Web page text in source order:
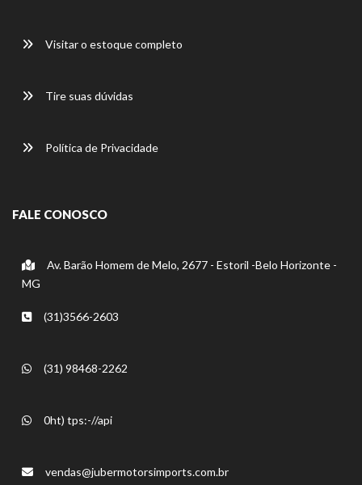
Visitar o estoque completo
Tire suas dúvidas
Política de Privacidade
FALE CONOSCO
Av. Barão Homem de Melo, 2677 - Estoril -Belo Horizonte -
MG
(31)3566-2603
(31) 98468-2262
0ht) tps:-//api
vendas@jubermotorsimports.com.br